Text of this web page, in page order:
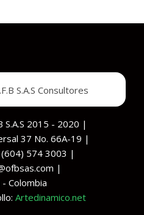
S.A.S 2015 - 2020 |
37 No. 66A-19 |
574 3003 |
|
Colombia
Artedinamico.net